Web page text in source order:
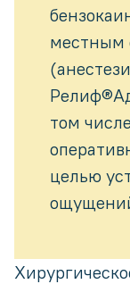
местным
том
целью